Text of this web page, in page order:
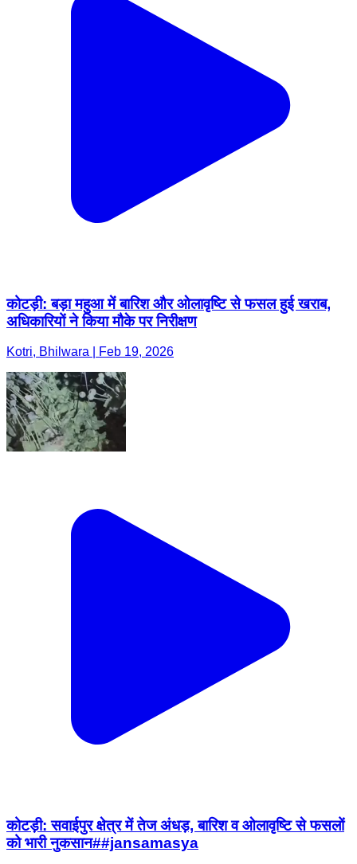
कोटड़ी: बड़ा महुआ में बारिश और ओलावृष्टि से फसल हुई खराब,
अधिकारियों ने किया मौके पर निरीक्षण
Kotri, Bhilwara | Feb 19, 2026
कोटड़ी: सवाईपुर क्षेत्र में तेज अंधड़, बारिश व ओलावृष्टि से फसलों
को भारी नुकसान##jansamasya